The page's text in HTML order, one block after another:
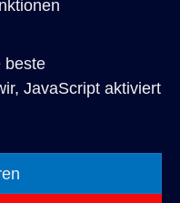
beste
JavaScript aktiviert